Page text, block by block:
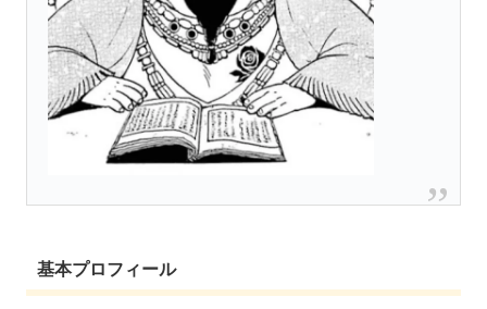
基本プロフィール